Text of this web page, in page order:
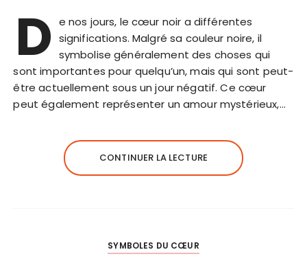
D e nos jours, le cœur noir a différentes
significations. Malgré sa couleur noire, il
symbolise généralement des choses qui
sont importantes pour quelqu’un, mais qui sont peut-
être actuellement sous un jour négatif. Ce cœur
peut également représenter un amour mystérieux,…
CONTINUER LA LECTURE
SYMBOLES DU CŒUR